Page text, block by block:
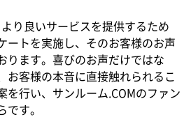
り良いサービスを提供するため
ートを実施し、そのお客様のお声
ります。喜びのお声だけではな
お客様の本音に直接触れられるこ
を行い、サンルーム.COMのファン
す。